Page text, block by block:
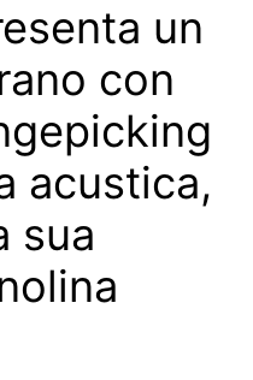
un
con
acustica,
sua